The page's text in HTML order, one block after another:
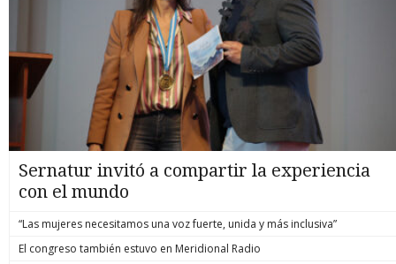
Sernatur invitó a compartir la experiencia
con el mundo
“Las mujeres necesitamos una voz fuerte, unida y más inclusiva”
El congreso también estuvo en Meridional Radio